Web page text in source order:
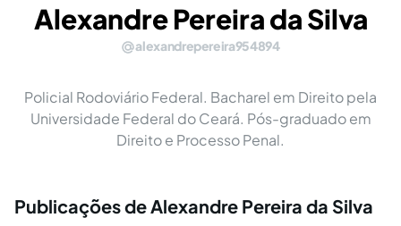
Alexandre Pereira da Silva
alexandrepereira954894
Policial Rodoviário Federal. Bacharel em Direito pela
Universidade Federal do Ceará. Pós-graduado em
Direito e Processo Penal.
Publicações de Alexandre Pereira da Silva